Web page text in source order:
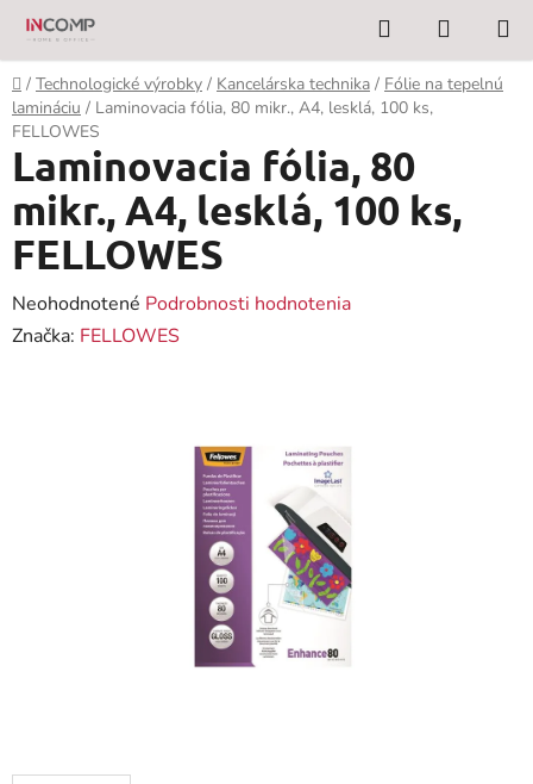
Prejsť
obsah
Hľadať
KOŠÍK
Domov
/ Technologické výrobky / Kancelárska technika / Fólie na tepelnú
lamináciu / Laminovacia fólia, 80 mikr., A4, lesklá, 100 ks,
FELLOWES
Laminovacia fólia, 80
mikr., A4, lesklá, 100 ks,
FELLOWES
Priemerné
hodnotenie
Neohodnotené Podrobnosti hodnotenia
Značka: FELLOWES